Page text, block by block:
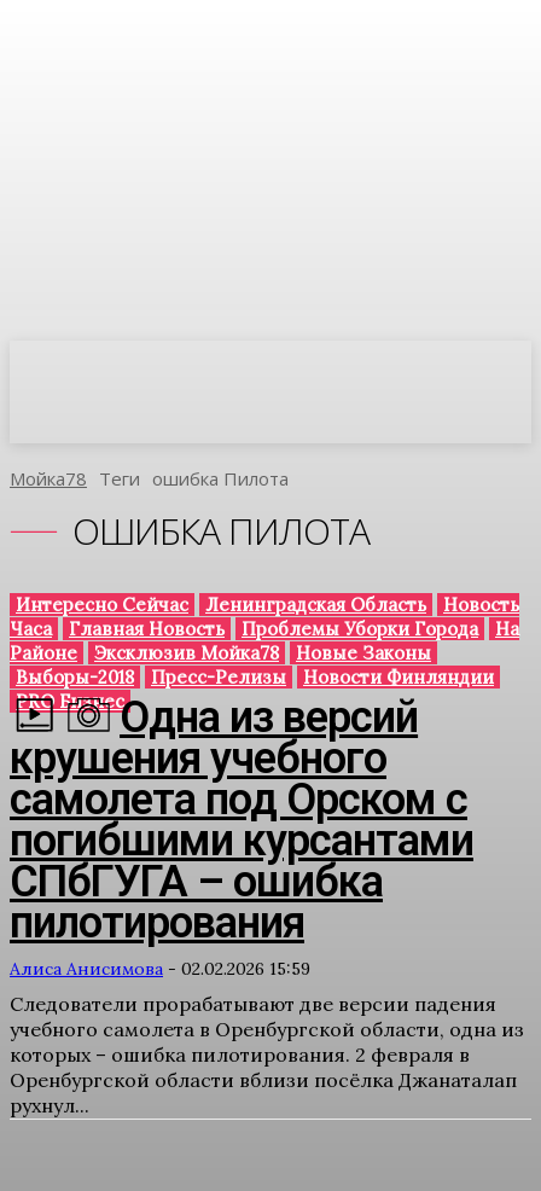
Мойка78 Теги Ошибка Пилота
ОШИБКА ПИЛОТА
Интересно Сейчас Ленинградская Область
Новость
Часа
Главная Новость Проблемы Уборки Города
На
Районе
Эксклюзив Мойка78
Новые Законы
Выборы-2018
Пресс-Релизы
Новости Финляндии
PRO БизнесОдна из версий
крушения учебного
самолета под Орском с
погибшими курсантами
СПбГУГА – ошибка
пилотирования
Алиса Анисимова - 02.02.2026 15:59
Следователи прорабатывают две версии падения
учебного самолета в Оренбургской области, одна из
которых – ошибка пилотирования. 2 февраля в
Оренбургской области вблизи посёлка Джанаталап
рухнул...